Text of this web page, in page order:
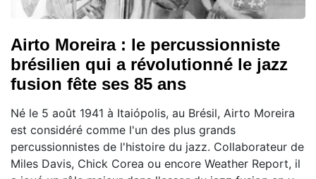
Airto Moreira : le percussionniste
brésilien qui a révolutionné le jazz
fusion fête ses 85 ans
Né le 5 août 1941 à Itaiópolis, au Brésil, Airto Moreira
est considéré comme l'un des plus grands
percussionnistes de l'histoire du jazz. Collaborateur de
Miles Davis, Chick Corea ou encore Weather Report, il